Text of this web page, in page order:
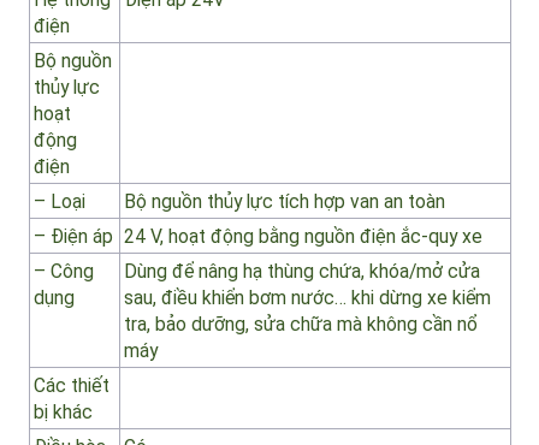
nhất
– Công
dụng
+ Điều khiển gián tiếp cho hệ thống van thủy
khí nén điều khiển chổi, miêng hút.
Hệ thống
điện
Điện áp 24V
Bộ nguồn
thủy lực
động
điện
– Loại
Bộ nguồn thủy lực tích hợp van an toàn